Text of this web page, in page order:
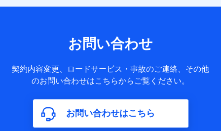
サービス提供等を通じて取得した、以下の情報などの個人デ
基本情報
氏名、電話番号、メールアドレス、お客さまの識別子、
属性、連絡先、dポイントサービスのご利用に関する情
構成、住所、dポイント残高、dポイント利用履歴などが
含まれます。
利用情報
お問い合わせ
契約内容変更、ロードサービス・事故のご連絡、その他
のお問い合わせはこちらからご覧ください。
お問い合わせはこちら